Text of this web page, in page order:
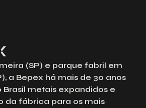
(SP) e parque fabril em
a Bepex há mais de 30 anos
metais expandidos e
da fábrica para os mais
abaixo para solicitar
Nossa equipe está à
esclarecer suas dúvidas e
solicitações com agilidade
e excelência.